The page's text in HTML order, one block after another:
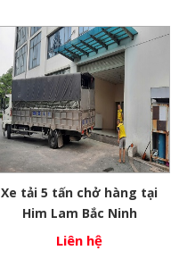
Xe tải 5 tấn chở hàng tại
Him Lam Bắc Ninh
Liên hệ